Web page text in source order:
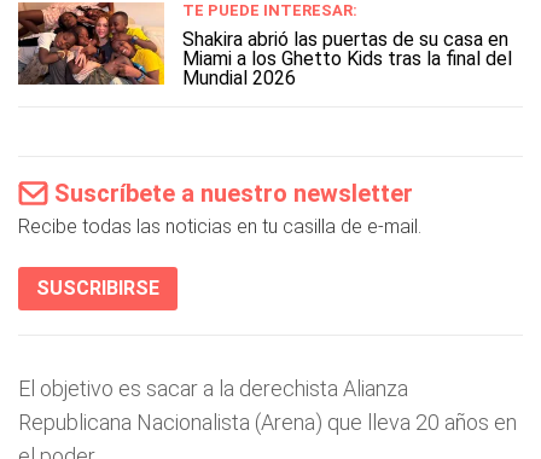
TE PUEDE INTERESAR:
Shakira abrió las puertas de su casa en
Miami a los Ghetto Kids tras la final del
Mundial 2026
Suscríbete a nuestro newsletter
Recibe todas las noticias en tu casilla de e-mail.
SUSCRIBIRSE
El objetivo es sacar a la derechista Alianza
Republicana Nacionalista (Arena) que lleva 20 años en